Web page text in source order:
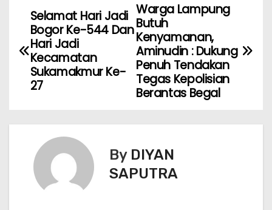
Warga Lampung
Butuh
Kenyamanan,
Aminudin : Dukung
Penuh Tendakan
Tegas Kepolisian
Berantas Begal
Selamat Hari Jadi
Bogor Ke-544 Dan
Hari Jadi
Kecamatan
Sukamakmur Ke-
27
By DIYAN
SAPUTRA